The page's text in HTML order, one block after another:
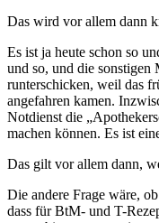
Das wird vor allem dann
Es ist ja heute schon so
und so, und die sonstigen
runterschicken, weil das
angefahren kamen.
Notdienst die
machen können. Es ist
Das gilt vor allem dann,
Die andere Frage wäre,
dass für BtM- und T-